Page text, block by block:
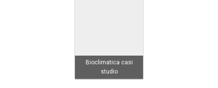
Bioclimatica casi
studio